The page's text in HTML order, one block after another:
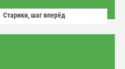
Старики, шаг вперёд